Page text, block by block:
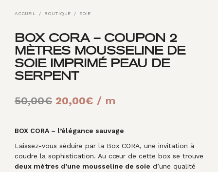
ACCUEIL / BOUTIQUE / SOIE
BOX CORA – COUPON 2
MÈTRES MOUSSELINE DE
SOIE IMPRIMÉ PEAU DE
SERPENT
50,00€ Le
initial
était :
50,00€.
20,00€ Le
actuel
est :
20,00€.
/ m
BOX CORA – l’élégance sauvage
Laissez-vous séduire par la Box CORA, une invitation à
coudre la sophistication. Au cœur de cette box se trouve
deux mètres d’une mousseline de soie d’une qualité